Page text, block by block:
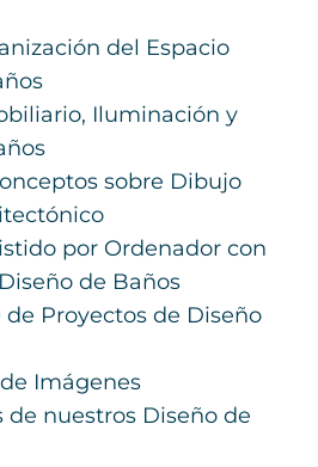
del Espacio
Iluminación y
sobre Dibujo
por Ordenador con
de Baños
de Proyectos de Diseño
Imágenes
de nuestros Diseño de